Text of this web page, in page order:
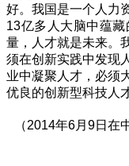
好。我国是一个人力
13亿多人大脑中蕴
量，人才就是未来。
须在创新实践中发现
业中凝聚人才，必须
优良的创新型科技人
（2014年6月9日在